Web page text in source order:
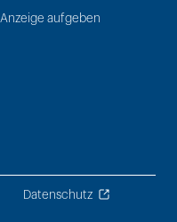
Anzeige aufgeben
Datenschutz